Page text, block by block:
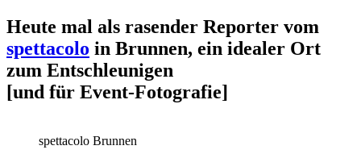
Heute mal als rasender Reporter vom
spettacolo in Brunnen, ein idealer Ort
zum Entschleunigen
[und für Event-Fotografie]
spettacolo Brunnen